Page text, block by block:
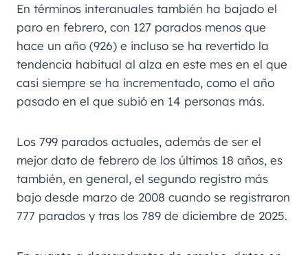
En términos interanuales también ha bajado el
paro en febrero, con 127 parados menos que
hace un año (926) e incluso se ha revertido la
tendencia habitual al alza en este mes en el que
casi siempre se ha incrementado, como el año
pasado en el que subió en 14 personas más.
Los 799 parados actuales, además de ser el
mejor dato de febrero de los últimos 18 años, es
también, en general, el segundo registro más
bajo desde marzo de 2008 cuando se registraron
777 parados y tras los 789 de diciembre de 2025.